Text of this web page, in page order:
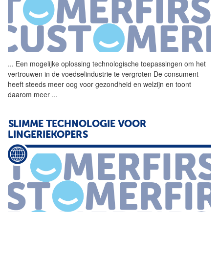
... Een mogelijke oplossing technologische toepassingen om het
vertrouwen in de voedselindustrie te vergroten De consument
heeft steeds meer oog voor gezondheid en welzijn en toont
daarom meer ...
SLIMME TECHNOLOGIE VOOR
LINGERIEKOPERS